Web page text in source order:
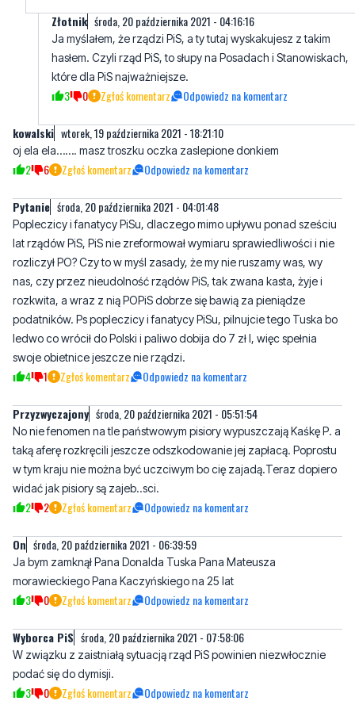
Złotnik środa, 20 października 2021 - 04:16:16
Ja myślałem, że rządzi PiS, a ty tutaj wyskakujesz z takim
hasłem. Czyli rząd PiS, to słupy na Posadach i Stanowiskach,
które dla PiS najważniejsze.
3 0 Zgłoś komentarz Odpowiedz na komentarz
kowalski wtorek, 19 października 2021 - 18:21:10
oj ela ela……. masz troszku oczka zaslepione donkiem
2 6 Zgłoś komentarz Odpowiedz na komentarz
Pytanie środa, 20 października 2021 - 04:01:48
Popleczicy i fanatycy PiSu, dlaczego mimo upływu ponad sześciu
lat rządów PiS, PiS nie zreformował wymiaru sprawiedliwości i nie
rozliczył PO? Czy to w myśl zasady, że my nie ruszamy was, wy
nas, czy przez nieudolność rządów PiS, tak zwana kasta, żyje i
rozkwita, a wraz z nią POPiS dobrze się bawią za pieniądze
podatników. Ps popleczicy i fanatycy PiSu, pilnujcie tego Tuska bo
ledwo co wrócił do Polski i paliwo dobija do 7 zł l, więc spełnia
swoje obietnice jeszcze nie rządzi.
4 1 Zgłoś komentarz Odpowiedz na komentarz
Przyzwyczajony środa, 20 października 2021 - 05:51:54
No nie fenomen na tle państwowym pisiory wypuszczają Kaśkę P. a
taką aferę rozkręcili jeszcze odszkodowanie jej zapłacą. Poprostu
w tym kraju nie można być uczciwym bo cię zajadą.Teraz dopiero
widać jak pisiory są zajeb..sci.
2 2 Zgłoś komentarz Odpowiedz na komentarz
On środa, 20 października 2021 - 06:39:59
Ja bym zamknął Pana Donalda Tuska Pana Mateusza
morawieckiego Pana Kaczyńskiego na 25 lat
3 0 Zgłoś komentarz Odpowiedz na komentarz
Wyborca PiS środa, 20 października 2021 - 07:58:06
W związku z zaistniałą sytuacją rząd PiS powinien niezwłocznie
podać się do dymisji.
3 0 Zgłoś komentarz Odpowiedz na komentarz